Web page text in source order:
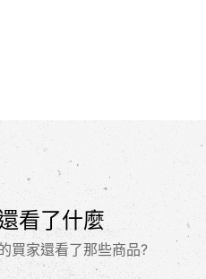
看了什麼
買家還看了那些商品?